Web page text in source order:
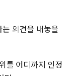
의견을 내놓을
를 어디까지 인정